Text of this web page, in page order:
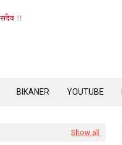
BIKANER YOUTUBE
Show all